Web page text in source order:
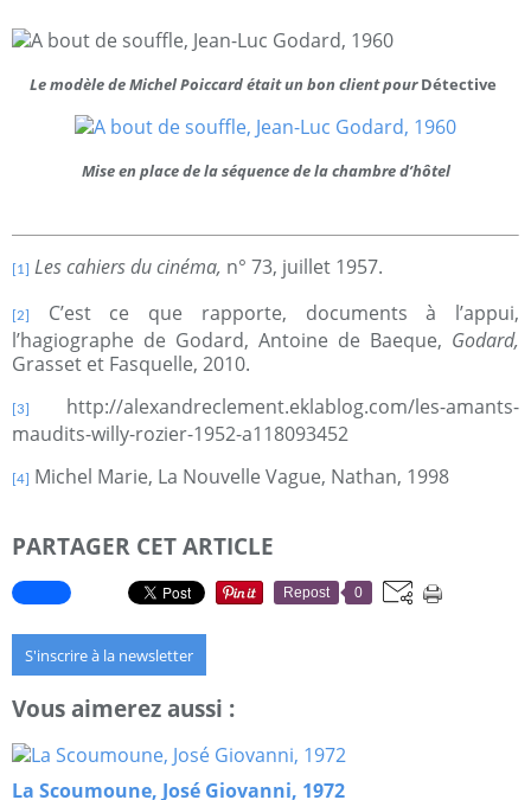
Le modèle de Michel Poiccard était un bon client pourDétective
Mise en place de la séquence de la chambre d’hôtel
[1] Les cahiers du cinéma, n° 73, juillet 1957.
[2]
C’est ce que rapporte, documents à l’appui,
l’hagiographe de Godard, Antoine de Baeque, Godard,
Grasset et Fasquelle, 2010.
[3]
http://alexandreclement.eklablog.com/les-amants-
maudits-willy-rozier-1952-a118093452
[4] Michel Marie, La Nouvelle Vague, Nathan, 1998
PARTAGER CET ARTICLE
Repost 0
S'inscrire à la newsletter
Vous aimerez aussi :
La Scoumoune, José Giovanni, 1972